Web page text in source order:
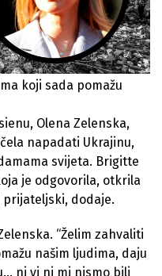
koji sada pomažu
Olena Zelenska,
napadati Ukrajinu,
svijeta. Brigitte
je odgovorila, otkrila
prijateljski, dodaje.
“Želim zahvaliti
našim ljudima, daju
ni vi ni mi nismo bili